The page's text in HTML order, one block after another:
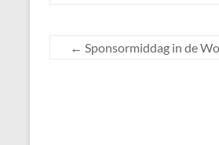
← Sponsormiddag in de